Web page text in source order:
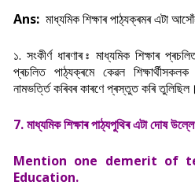
Ans: মাধ্যমিক শিক্ষাৰ পাঠ্যক্ৰমৰ এটা
১. সংকীৰ্ণ ধাৰণাৰ ঃ মাধ্যমিক শিক্ষাৰ
প্ৰচলিত পাঠ্যক্ৰমে কেৱল
নামভৰ্ত্তি কৰিবৰ কাৰণে প্ৰস্তুত কৰি তুলিছিল।
7. মাধ্যমিক শিক্ষাৰ পাঠ্যপুথিৰ এটা দোষ
Mention one demerit of
Education.